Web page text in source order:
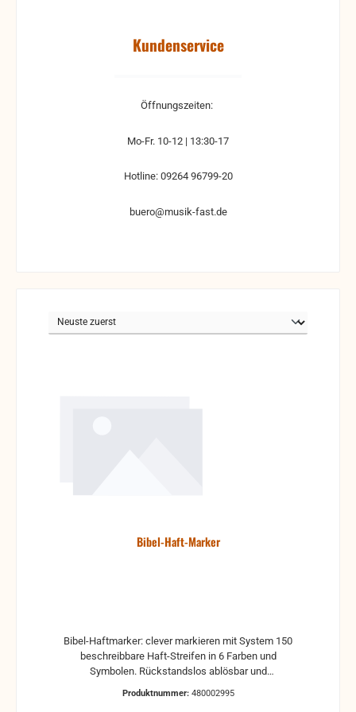
Kundenservice
Öffnungszeiten:
Mo-Fr. 10-12 | 13:30-17
Hotline: 09264 96799-20
buero@musik-fast.de
Bibel-Haft-Marker
Bibel-Haftmarker: clever markieren mit System 150
beschreibbare Haft-Streifen in 6 Farben und
Symbolen. Rückstandslos ablösbar und
Produktnummer: 480002995